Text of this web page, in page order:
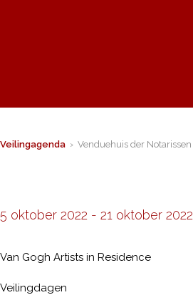
Veilingagenda › Venduehuis der Notarissen
5 oktober 2022 - 21 oktober 2022
Van Gogh Artists in Residence
Veilingdagen